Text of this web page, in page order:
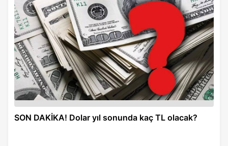
SON DAKİKA! Dolar yıl sonunda kaç TL olacak?